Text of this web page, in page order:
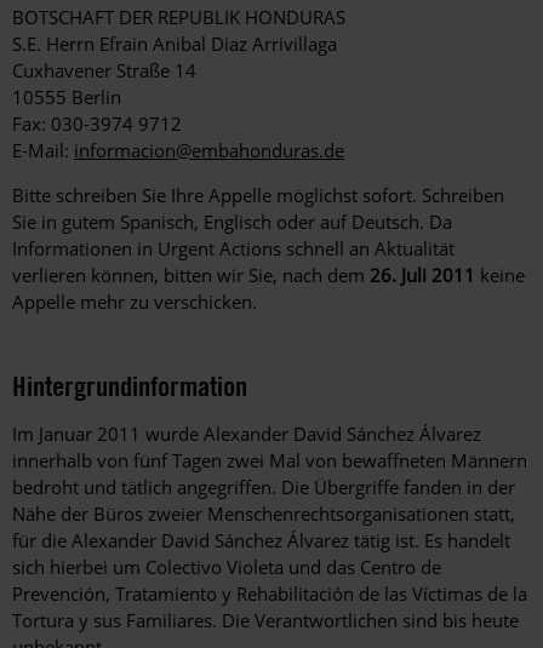
BOTSCHAFT DER REPUBLIK HONDURAS
S.E. Herrn Efrain Anibal Diaz Arrivillaga
Cuxhavener Straße 14
10555 Berlin
Fax: 030-3974 9712
E-Mail: informacion@embahonduras.de
Bitte schreiben Sie Ihre Appelle möglichst sofort. Schreiben
Sie in gutem Spanisch, Englisch oder auf Deutsch. Da
Informationen in Urgent Actions schnell an Aktualität
verlieren können, bitten wir Sie, nach dem 26. Juli 2011 keine
Appelle mehr zu verschicken.
Hintergrundinformation
Hintergrund
Im Januar 2011 wurde Alexander David Sánchez Álvarez
innerhalb von fünf Tagen zwei Mal von bewaffneten Männern
bedroht und tätlich angegriffen. Die Übergriffe fanden in der
Nähe der Büros zweier Menschenrechtsorganisationen statt,
für die Alexander David Sánchez Álvarez tätig ist. Es handelt
sich hierbei um Colectivo Violeta und das Centro de
Prevención, Tratamiento y Rehabilitación de las Víctimas de la
Tortura y sus Familiares. Die Verantwortlichen sind bis heute